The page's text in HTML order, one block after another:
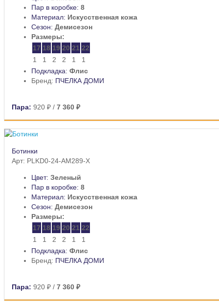
Пар в коробке: 8
Материал: Искусственная кожа
Сезон: Демисезон
Размеры:
17 18 19 20 21 22
1
1 2 2 1
1
Подкладка: Флис
Бренд: ПЧЕЛКА ДОМИ
Пара: 920 ₽ / 7 360 ₽
Ботинки
Арт: PLKD0-24-AM289-X
Цвет: Зеленый
Пар в коробке: 8
Материал: Искусственная кожа
Сезон: Демисезон
Размеры:
17 18 19 20 21 22
1
1 2 2 1
1
Подкладка: Флис
Бренд: ПЧЕЛКА ДОМИ
Пара: 920 ₽ / 7 360 ₽